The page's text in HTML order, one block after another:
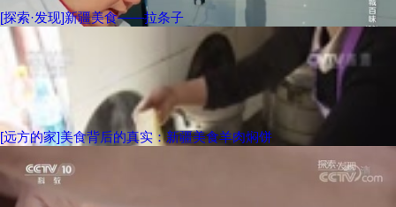
[探索·发现]新疆美食——拉条子
[远方的家]美食背后的真实：新疆美食羊肉焖饼